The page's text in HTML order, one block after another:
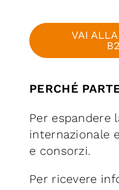
VAI ALLA
PERCHÉ
Per espandere
internazionale
e consorzi.
Per ricevere